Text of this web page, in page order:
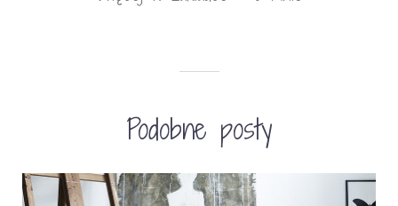
Podobne posty